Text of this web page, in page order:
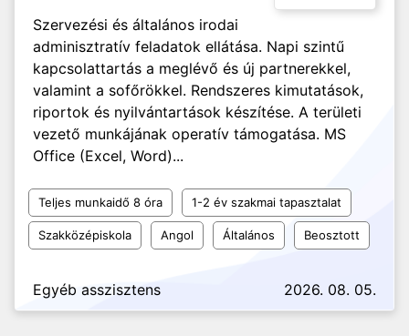
Szervezési és általános irodai
adminisztratív feladatok ellátása. Napi szintű
kapcsolattartás a meglévő és új partnerekkel,
valamint a sofőrökkel. Rendszeres kimutatások,
riportok és nyilvántartások készítése. A területi
vezető munkájának operatív támogatása. MS
Office (Excel, Word)...
Teljes munkaidő 8 óra 1-2 év szakmai tapasztalat
Szakközépiskola Angol Általános Beosztott
Egyéb asszisztens 2026. 08. 05.